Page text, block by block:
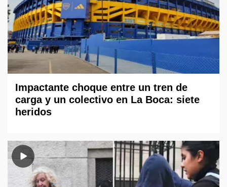
Impactante choque entre un tren de
carga y un colectivo en La Boca: siete
heridos